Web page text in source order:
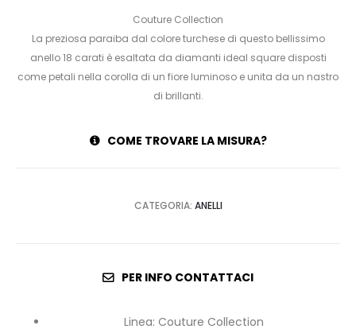
Couture Collection
La preziosa paraiba dal colore turchese di questo bellissimo
anello 18 carati è esaltata da diamanti ideal square disposti
come petali nella corolla di un fiore luminoso e unita da un nastro
di brillanti.
COME TROVARE LA MISURA?
CATEGORIA: ANELLI
PER INFO CONTATTACI
Linea: Couture Collection